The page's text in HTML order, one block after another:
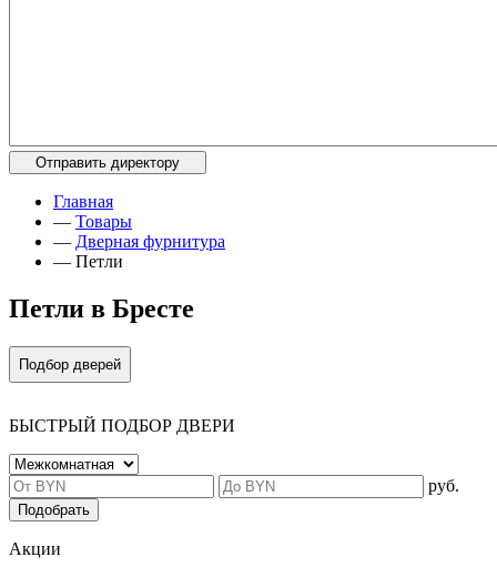
Главная
— Товары
— Дверная фурнитура
— Петли
Петли в Бресте
Подбор дверей
БЫСТРЫЙ ПОДБОР ДВЕРИ
руб.
Подобрать
Акции